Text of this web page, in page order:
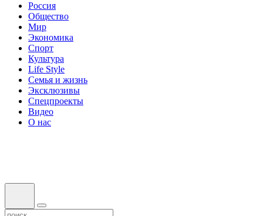
Россия
Общество
Мир
Экономика
Спорт
Культура
Life Style
Семья и жизнь
Эксклюзивы
Спецпроекты
Видео
О нас